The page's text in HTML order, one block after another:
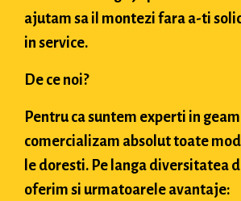
ajutam sa il montezi fara a-ti
in service.
De ce noi?
Pentru ca suntem experti in
comercializam absolut toate
le doresti. Pe langa diversitatea
oferim si urmatoarele avantaje: